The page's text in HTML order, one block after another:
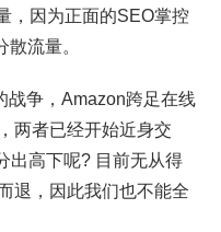
，因为正面的SEO掌控
流量。
战争，Amazon跨足在线
两者已经开始近身交
出高下呢? 目前无从得
退，因此我们也不能全